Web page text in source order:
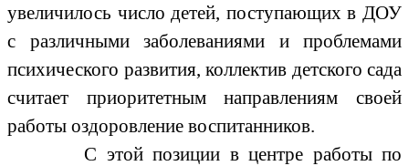
увеличилось число детей, поступающих в ДОУ
с различными заболеваниями и проблемами
психического развития, коллектив детского сада
считает приоритетным направлениям своей
работы оздоровление воспитанников.
С этой позиции в центре работы по